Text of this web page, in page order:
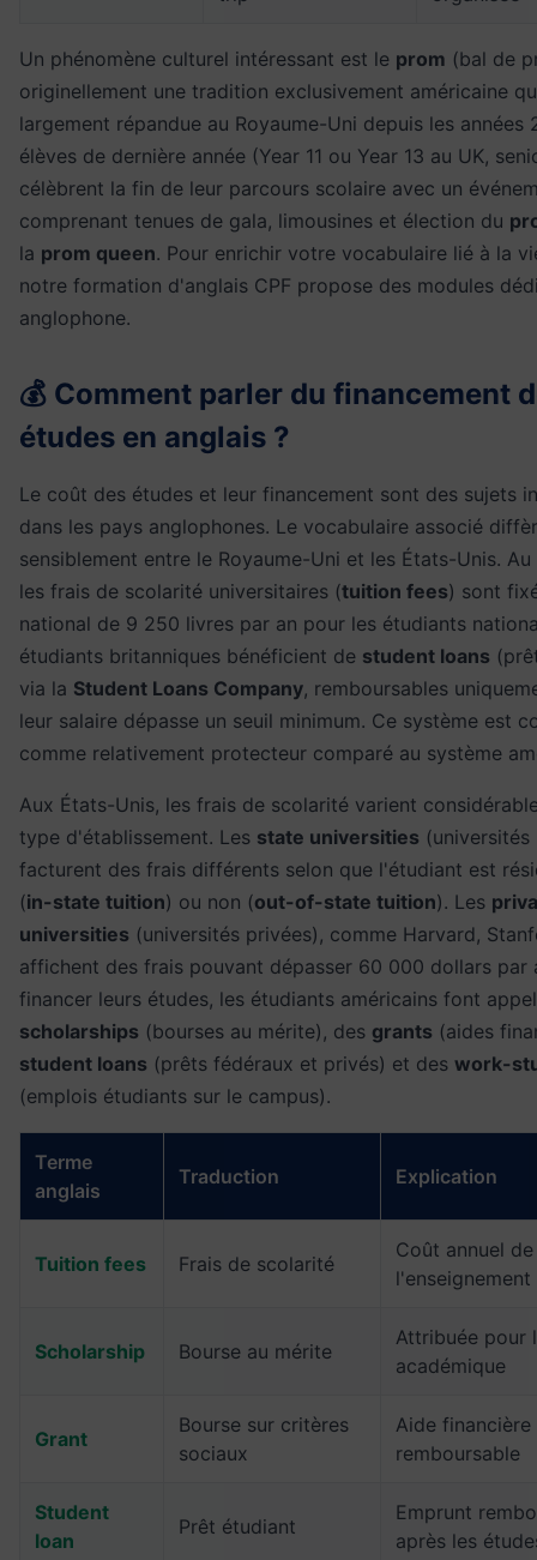
Un phénomène culturel intéressant est le prom (bal de
originellement une tradition exclusivement américaine
largement répandue au Royaume-Uni depuis les années
élèves de dernière année (Year 11 ou Year 13 au UK,
célèbrent la fin de leur parcours scolaire avec un
comprenant tenues de gala, limousines et élection du
la prom queen. Pour enrichir votre vocabulaire lié à la
notre formation d'anglais CPF propose des modules
anglophone.
💰 Comment parler du financement
études en anglais ?
Le coût des études et leur financement sont des sujets
dans les pays anglophones. Le vocabulaire associé
sensiblement entre le Royaume-Uni et les États-Unis. Au
les frais de scolarité universitaires (tuition fees) sont
national de 9 250 livres par an pour les étudiants
étudiants britanniques bénéficient de student loans
via la Student Loans Company, remboursables
leur salaire dépasse un seuil minimum. Ce système est
comme relativement protecteur comparé au système
Aux États-Unis, les frais de scolarité varient
type d'établissement. Les state universities
facturent des frais différents selon que l'étudiant est
(in-state tuition) ou non (out-of-state tuition). Les
universities (universités privées), comme Harvard,
affichent des frais pouvant dépasser 60 000 dollars par
financer leurs études, les étudiants américains font
scholarships (bourses au mérite), des grants (aides
student loans (prêts fédéraux et privés) et des work-
(emplois étudiants sur le campus).
Terme
anglais
Traduction Explication
Tuition fees Frais de scolarité
Coût annuel de
l'enseignement
Scholarship Bourse au mérite
Attribuée pour
académique
Grant
Bourse sur critères
sociaux
Aide financière
remboursable
Student
loan
Prêt étudiant
Emprunt
après les